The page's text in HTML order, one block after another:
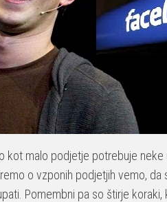
kot malo podjetje potrebuje
o vzponih podjetjih vemo, da
Pomembni pa so štirje